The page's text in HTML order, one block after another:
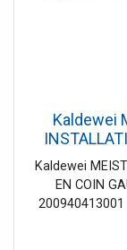
Kaldewei
1136-4041
Kaldewei
EN COIN
trop-plein KA